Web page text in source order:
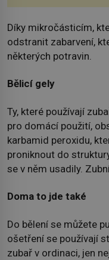
Díky mikročásticím,
odstranit zabarvení,
některých potravin.
Bělicí gely
Ty, které používají
pro domácí použití,
karbamid peroxidu,
proniknout do
se v něm usadily.
Doma to jde také
Do bělení se můžete
ošetření se používají
zubař v ordinaci, jen